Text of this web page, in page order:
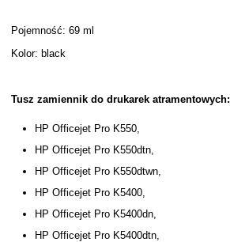
Pojemność: 69 ml
Kolor: black
Tusz zamiennik do drukarek atramentowych:
HP Officejet Pro K550,
HP Officejet Pro K550dtn,
HP Officejet Pro K550dtwn,
HP Officejet Pro K5400,
HP Officejet Pro K5400dn,
HP Officejet Pro K5400dtn,